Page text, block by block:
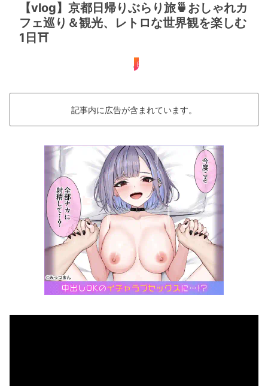
【vlog】京都日帰りぶらり旅🍵おしゃれカ
フェ巡り＆観光、レトロな世界観を楽しむ
1日⛩
日帰り
記事内に広告が含まれています。